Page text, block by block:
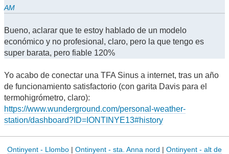
AM
Bueno, aclarar que te estoy hablado de un modelo
económico y no profesional, claro, pero la que tengo es
super barata, pero fiable 120%
Yo acabo de conectar una TFA Sinus a internet, tras un año
de funcionamiento satisfactorio (con garita Davis para el
termohigrómetro, claro):
https://www.wunderground.com/personal-weather-
station/dashboard?ID=IONTINYE13#history
Ontinyent - Llombo | Ontinyent - sta. Anna nord | Ontinyent - alt de